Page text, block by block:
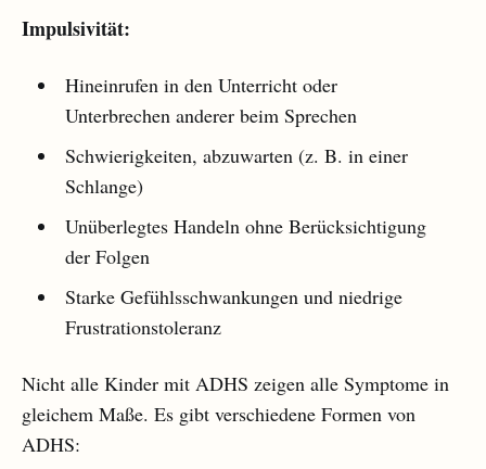
Impulsivität:
Hineinrufen in den Unterricht oder
Unterbrechen anderer beim Sprechen
Schwierigkeiten, abzuwarten (z. B. in einer
Schlange)
Unüberlegtes Handeln ohne Berücksichtigung
der Folgen
Starke Gefühlsschwankungen und niedrige
Frustrationstoleranz
Nicht alle Kinder mit ADHS zeigen alle Symptome in
gleichem Maße. Es gibt verschiedene Formen von
ADHS: